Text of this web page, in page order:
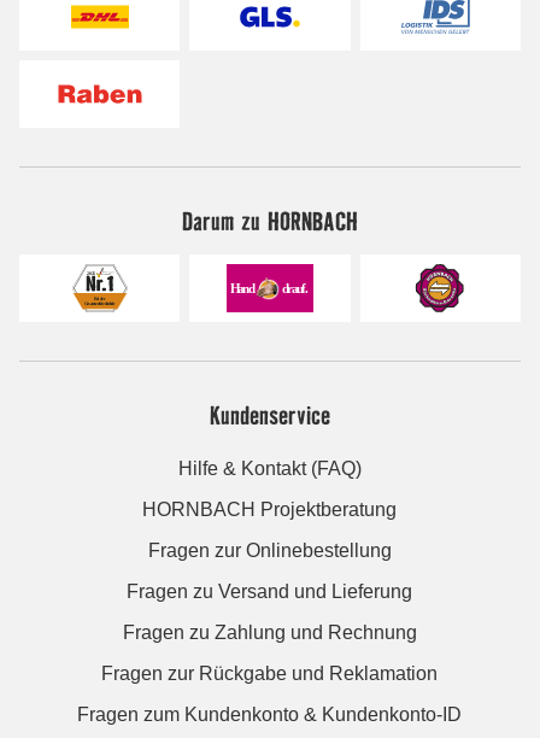
Darum zu HORNBACH
Kundenservice
Hilfe & Kontakt (FAQ)
HORNBACH Projektberatung
Fragen zur Onlinebestellung
Fragen zu Versand und Lieferung
Fragen zu Zahlung und Rechnung
Fragen zur Rückgabe und Reklamation
Fragen zum Kundenkonto & Kundenkonto-ID